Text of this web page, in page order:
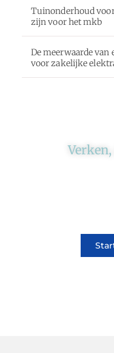
Tuinonderhoud
zijn voor het mkb
De meerwaarde van
voor zakelijke